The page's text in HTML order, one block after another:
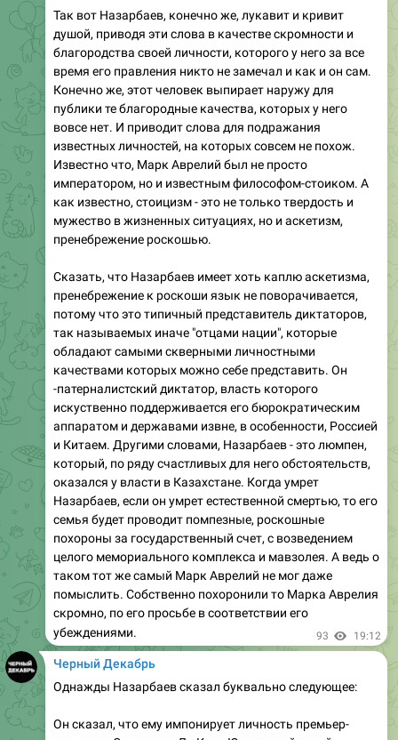
Так вот Назарбаев, конечно же, лукавит и кривит
душой, приводя эти слова в качестве скромности и
благородства своей личности, которого у него за все
время его правления никто не замечал и как и он сам.
Конечно же, этот человек выпирает наружу для
публики те благородные качества, которых у него
вовсе нет. И приводит слова для подражания
известных личностей, на которых совсем не похож.
Известно что, Марк Аврелий был не просто
императором, но и известным философом-стоиком. А
как известно, стоицизм - это не только твердость и
мужество в жизненных ситуациях, но и аскетизм,
пренебрежение роскошью.
Сказать, что Назарбаев имеет хоть каплю аскетизма,
пренебрежение к роскоши язык не поворачивается,
потому что это типичный представитель диктаторов,
так называемых иначе "отцами нации", которые
обладают самыми скверными личностными
качествами которых можно себе представить. Он
-патерналистский диктатор, власть которого
искуственно поддерживается его бюрократическим
аппаратом и державами извне, в особенности, Россией
и Китаем. Другими словами, Назарбаев - это люмпен,
который, по ряду счастливых для него обстоятельств,
оказался у власти в Казахстане. Когда умрет
Назарбаев, если он умрет естественной смертью, то его
семья будет проводит помпезные, роскошные
похороны за государственный счет, с возведением
целого мемориального комплекса и мавзолея. А ведь о
таком тот же самый Марк Аврелий не мог даже
помыслить. Собственно похоронили то Марка Аврелия
скромно, по его просьбе в соответствии его
убеждениями .
93 19:12
Черный Декабрь
Однажды Назарбаев сказал буквально следующее:
Он сказал, что ему импонирует личность премьер-